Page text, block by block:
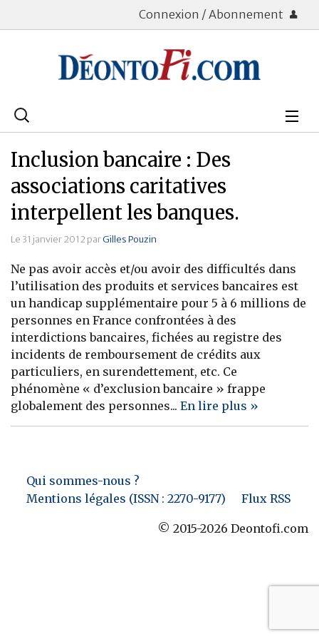
Connexion / Abonnement
Rechercher
Bourse
Placements
Assurance Vie
Patrimoine
Immobilier
Banque
Inclusion bancaire : Des
associations caritatives
interpellent les banques.
Le 31 janvier 2012 parGilles Pouzin
Ne pas avoir accès et/ou avoir des difficultés dans
l’utilisation des produits et services bancaires est
un handicap supplémentaire pour 5 à 6 millions de
personnes en France confrontées à des
interdictions bancaires, fichées au registre des
incidents de remboursement de crédits aux
particuliers, en surendettement, etc. Ce
phénomène « d’exclusion bancaire » frappe
globalement des personnes... En lire plus »
Qui sommes-nous ?
Mentions légales (ISSN : 2270-9177)
Flux RSS
© 2015-2026 Deontofi.com